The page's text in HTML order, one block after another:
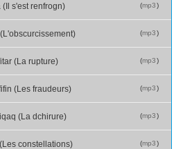
(mp3)
(Il s'est renfrogn)
(mp3)
(mp3)
(La rupture)
(mp3)
(Les fraudeurs)
(mp3)
(La dchirure)
(mp3)
constellations)